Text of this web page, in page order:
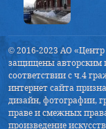
© 2016-2023 АО
защищены авторским
соответствии с ч.4
интернет сайта
дизайн, фотографии,
праве и смежных
произведение